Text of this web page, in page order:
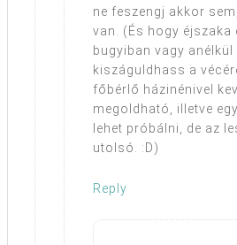
ne feszengj akkor
van. (És hogy éjszaka
bugyiban vagy anélkül
kiszáguldhass a
főbérlő házinénivel
megoldható, illetve
lehet próbálni, de az
utolsó. :D)
Reply